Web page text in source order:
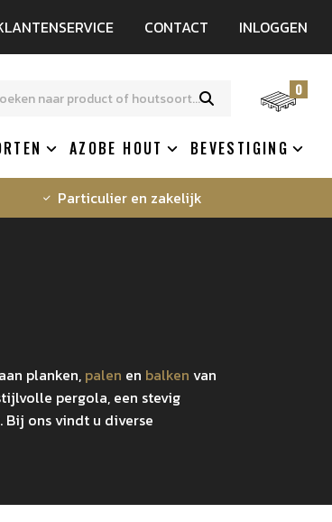
CONTACT INLOGGEN
0
AZOBE HOUT BEVESTIGING
Particulier en zakelijk
planken, palen en balken van
pergola, een stevig
Bij ons vindt u diverse